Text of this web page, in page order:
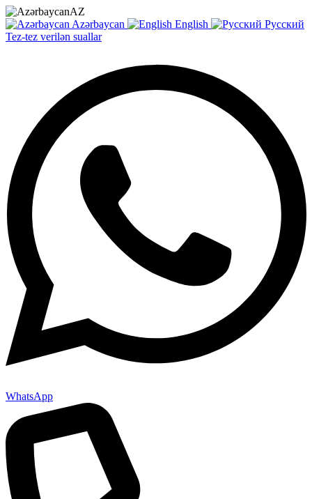
AZ
Azərbaycan
English
Русский
Tez-tez verilən suallar
WhatsApp